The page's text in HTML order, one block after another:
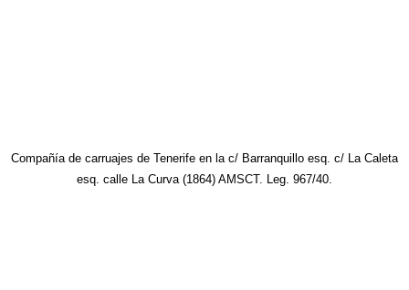
Compañía de carruajes de Tenerife en la c/ Barranquillo esq. c/ La Caleta
esq. calle La Curva (1864) AMSCT. Leg. 967/40.